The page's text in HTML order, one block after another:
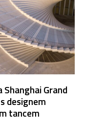
Grand
designem
tancem